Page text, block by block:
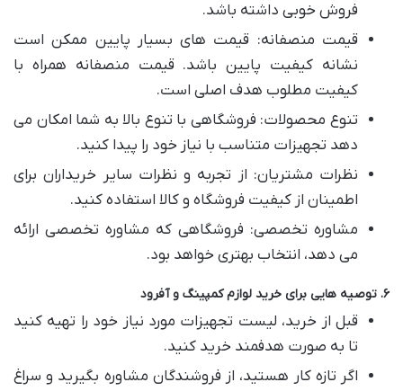
فروش خوبی داشته باشد.
قیمت منصفانه: قیمت های بسیار پایین ممکن است
نشانه کیفیت پایین باشد. قیمت منصفانه همراه با
کیفیت مطلوب هدف اصلی است.
تنوع محصولات: فروشگاهی با تنوع بالا به شما امکان می
دهد تجهیزات متناسب با نیاز خود را پیدا کنید.
نظرات مشتریان: از تجربه و نظرات سایر خریداران برای
اطمینان از کیفیت فروشگاه و کالا استفاده کنید.
مشاوره تخصصی: فروشگاهی که مشاوره تخصصی ارائه
می دهد، انتخاب بهتری خواهد بود.
۶. توصیه هایی برای خرید لوازم کمپینگ و آفرود
قبل از خرید، لیست تجهیزات مورد نیاز خود را تهیه کنید
تا به صورت هدفمند خرید کنید.
اگر تازه کار هستید، از فروشندگان مشاوره بگیرید و سراغ